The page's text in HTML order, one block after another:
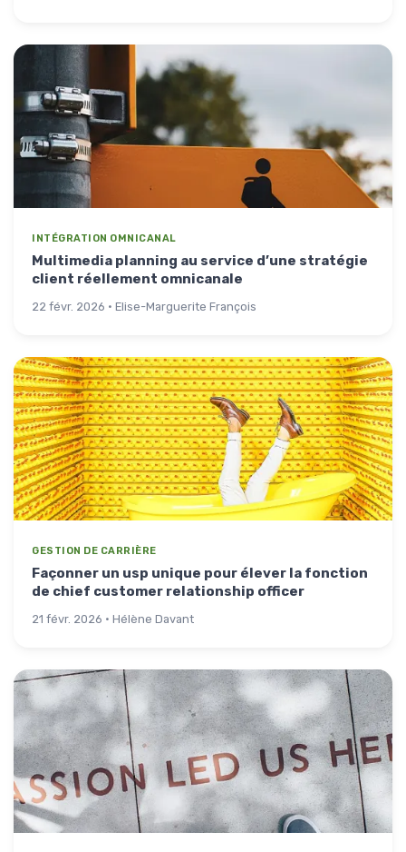
INTÉGRATION OMNICANAL
Multimedia planning au service d’une stratégie
client réellement omnicanale
22 févr. 2026 · Elise-Marguerite François
GESTION DE CARRIÈRE
Façonner un usp unique pour élever la fonction
de chief customer relationship officer
21 févr. 2026 · Hélène Davant